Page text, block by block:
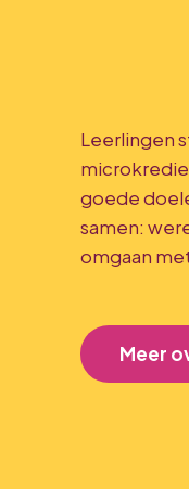
Leerlingen
goede
samen:
omgaan
Meer